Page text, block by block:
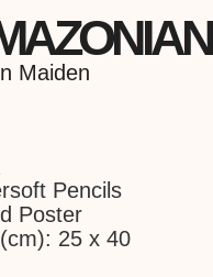
Maiden
Pencils
Poster
25 x 40